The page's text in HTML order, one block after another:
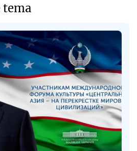
tema